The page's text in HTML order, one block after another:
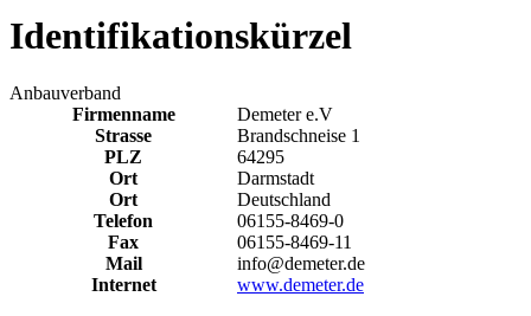
Identifikationskürzel
Anbauverband
Firmenname
Demeter e.V
Strasse
Brandschneise 1
PLZ
64295
Ort
Darmstadt
Ort
Deutschland
Telefon
06155-8469-0
Fax
06155-8469-11
Mail
info@demeter.de
Internet
www.demeter.de